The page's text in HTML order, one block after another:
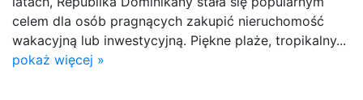
celem dla osób pragnących zakupić nieruchomość
wakacyjną lub inwestycyjną. Piękne plaże, tropikalny...
pokaż więcej »